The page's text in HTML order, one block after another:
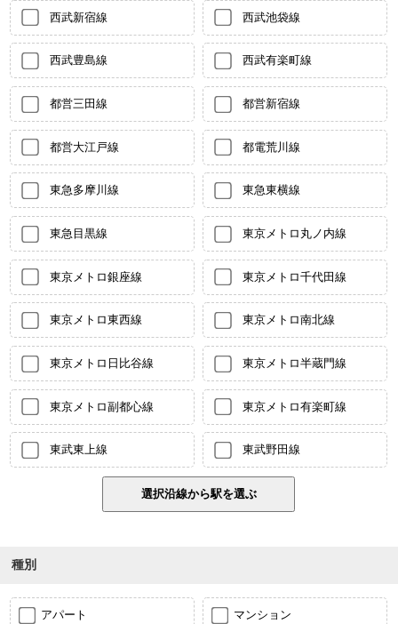
西武新宿線 西武池袋線
西武豊島線 西武有楽町線
都営三田線 都営新宿線
都営大江戸線 都電荒川線
東急多摩川線 東急東横線
東急目黒線 東京メトロ丸ノ内線
東京メトロ銀座線 東京メトロ千代田線
東京メトロ東西線 東京メトロ南北線
東京メトロ日比谷線 東京メトロ半蔵門線
東京メトロ副都心線 東京メトロ有楽町線
東武東上線 東武野田線
種別
アパート マンション